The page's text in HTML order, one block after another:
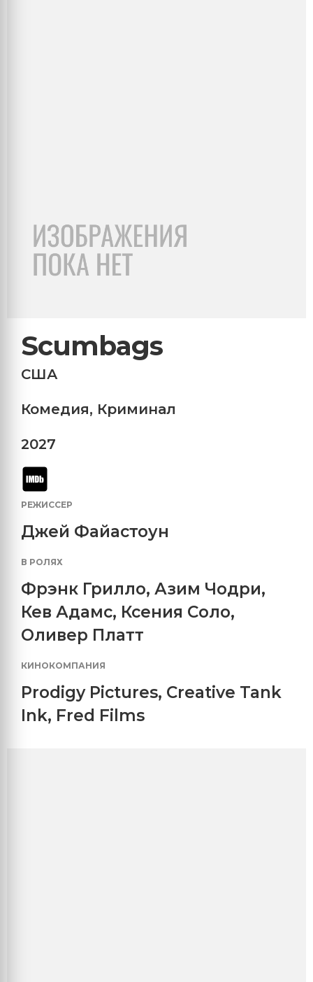
Scumbags
США
Комедия, Криминал
2027
РЕЖИССЕР
Джей Файастоун
В РОЛЯХ
Фрэнк Грилло, Азим Чодри,
Кев Адамс, Ксения Соло,
Оливер Платт
КИНОКОМПАНИЯ
Prodigy Pictures, Creative Tank
Ink, Fred Films